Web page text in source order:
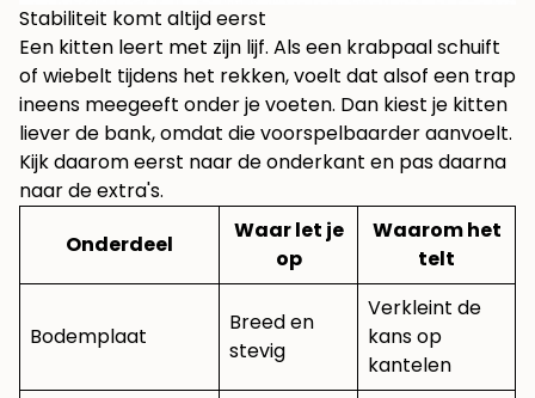
Stabiliteit komt altijd eerst
Een kitten leert met zijn lijf. Als een krabpaal schuift
of wiebelt tijdens het rekken, voelt dat alsof een trap
ineens meegeeft onder je voeten. Dan kiest je kitten
liever de bank, omdat die voorspelbaarder aanvoelt.
Kijk daarom eerst naar de onderkant en pas daarna
naar de extra's.
Onderdeel
Waar let je
op
Waarom het
telt
Bodemplaat
Breed en
stevig
Verkleint de
kans op
kantelen